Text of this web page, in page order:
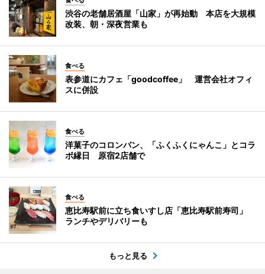
渋谷の老舗居酒屋「山家」が再始動 本店を大規模
改装、朝・深夜営業も
食べる
表参道にカフェ「goodcoffee」 運営会社オフィ
スに併設
食べる
洋菓子のコロンバン、「ふくふくにゃんこ」とコラ
ボ縁日 原宿2店舗で
食べる
恵比寿駅前に立ち食いすし店「恵比寿駅前寿司」
ランチやデリバリーも
もっと見る